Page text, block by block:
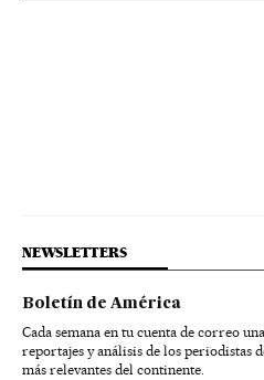
NEWSLETTERS
Boletín de América
Cada semana en tu cuenta de correo
reportajes y análisis de los periodistas
más relevantes del continente.